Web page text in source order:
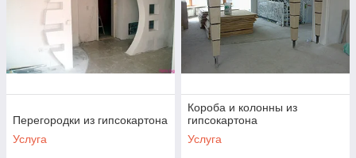
Перегородки из гипсокартона
Услуга
Короба и колонны из
гипсокартона
Услуга